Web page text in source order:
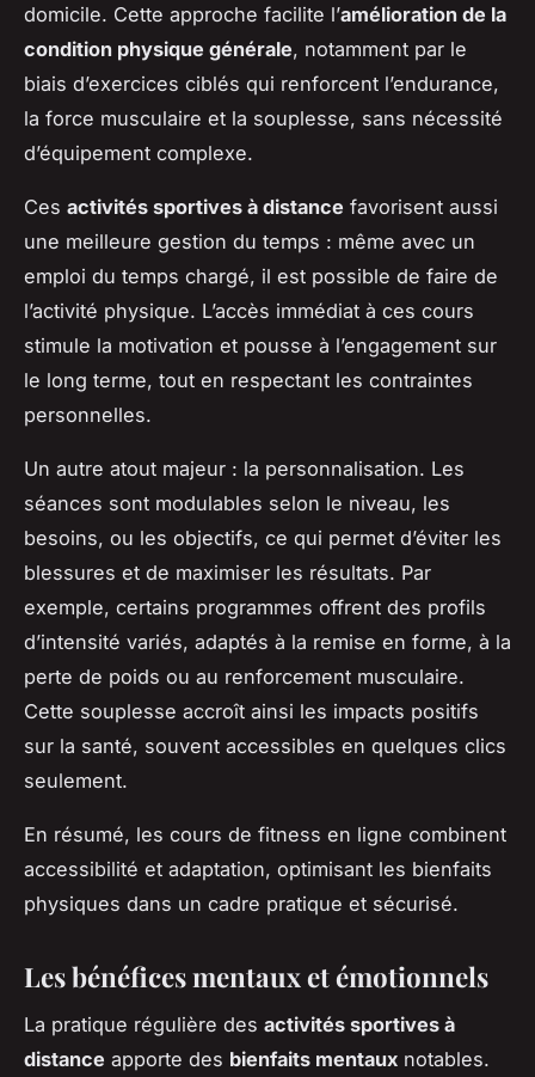
domicile. Cette approche facilite l’amélioration de la
condition physique générale, notamment par le
biais d’exercices ciblés qui renforcent l’endurance,
la force musculaire et la souplesse, sans nécessité
d’équipement complexe.
Ces activités sportives à distance favorisent aussi
une meilleure gestion du temps : même avec un
emploi du temps chargé, il est possible de faire de
l’activité physique. L’accès immédiat à ces cours
stimule la motivation et pousse à l’engagement sur
le long terme, tout en respectant les contraintes
personnelles.
Un autre atout majeur : la personnalisation. Les
séances sont modulables selon le niveau, les
besoins, ou les objectifs, ce qui permet d’éviter les
blessures et de maximiser les résultats. Par
exemple, certains programmes offrent des profils
d’intensité variés, adaptés à la remise en forme, à la
perte de poids ou au renforcement musculaire.
Cette souplesse accroît ainsi les impacts positifs
sur la santé, souvent accessibles en quelques clics
seulement.
En résumé, les cours de fitness en ligne combinent
accessibilité et adaptation, optimisant les bienfaits
physiques dans un cadre pratique et sécurisé.
Les bénéfices mentaux et émotionnels
La pratique régulière des activités sportives à
distance apporte des bienfaits mentaux notables.